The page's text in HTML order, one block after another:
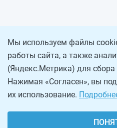
Мы используем файлы
работы сайта, а также
(Яндекс.Метрика) для сбора
Нажимая «Согласен», вы
их использование.